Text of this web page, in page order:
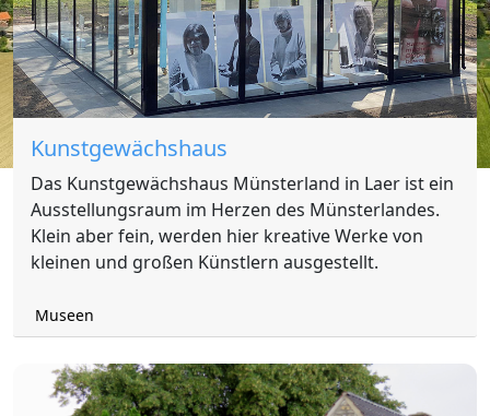
Kunstgewächshaus
Das Kunstgewächshaus Münsterland in Laer ist ein
Ausstellungsraum im Herzen des Münsterlandes.
Klein aber fein, werden hier kreative Werke von
kleinen und großen Künstlern ausgestellt.
Museen